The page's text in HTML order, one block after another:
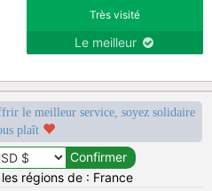
Très visité
Le meilleur
le meilleur service, soyez solidaire
plaît
régions de : France